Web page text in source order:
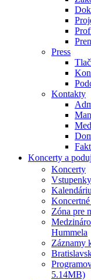
Press
Kontakty
Koncerty a
Koncerty
Vstupenky
Zóna pre
Hummela
Záznamy
5.14MB)